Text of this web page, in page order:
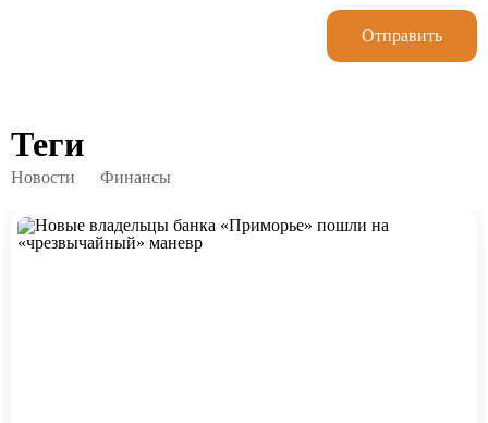
Отправить
Теги
Новости Финансы